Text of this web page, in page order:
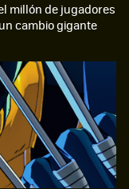
millón de jugadores
cambio gigante